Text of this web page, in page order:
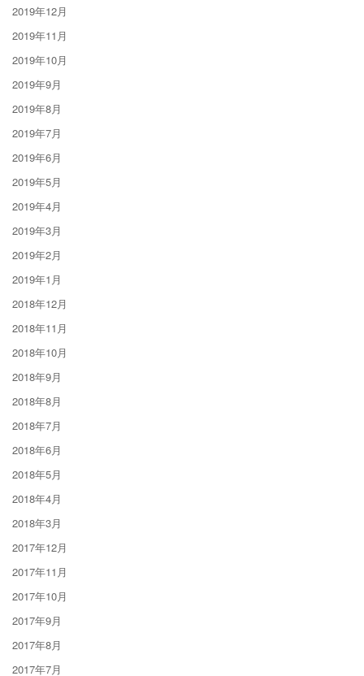
2019年12月
2019年11月
2019年10月
2019年9月
2019年8月
2019年7月
2019年6月
2019年5月
2019年4月
2019年3月
2019年2月
2019年1月
2018年12月
2018年11月
2018年10月
2018年9月
2018年8月
2018年7月
2018年6月
2018年5月
2018年4月
2018年3月
2017年12月
2017年11月
2017年10月
2017年9月
2017年8月
2017年7月